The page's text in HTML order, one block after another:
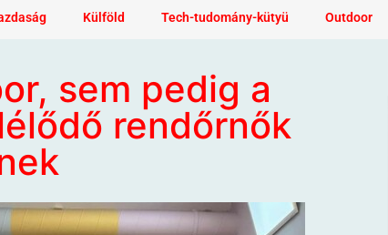
Külföld Tech-tudomány-kütyü Outdoor
sem pedig a
rendőrnők